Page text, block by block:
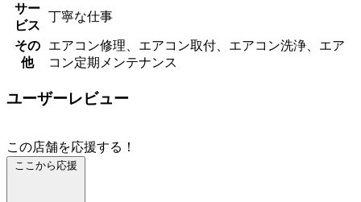
サー
ビス
丁寧な仕事
その
他
エアコン修理、エアコン取付、エアコン洗浄、エア
コン定期メンテナンス
ユーザーレビュー
この店舗を応援する！
ここから応援